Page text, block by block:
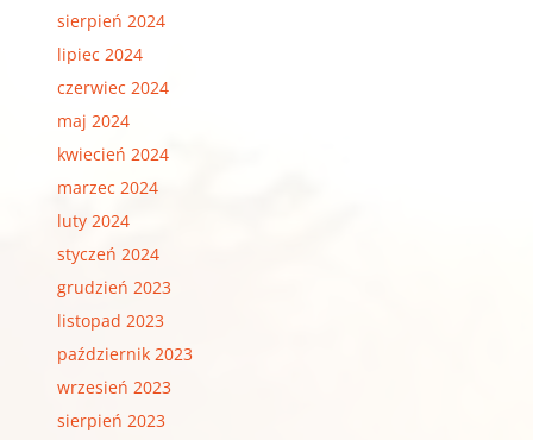
sierpień 2024
lipiec 2024
czerwiec 2024
maj 2024
kwiecień 2024
marzec 2024
luty 2024
styczeń 2024
grudzień 2023
listopad 2023
październik 2023
wrzesień 2023
sierpień 2023